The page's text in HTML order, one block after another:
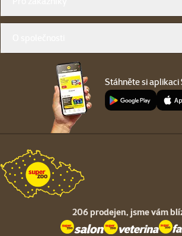
Stáhněte si aplikaci
206 prodejen, jsme vám